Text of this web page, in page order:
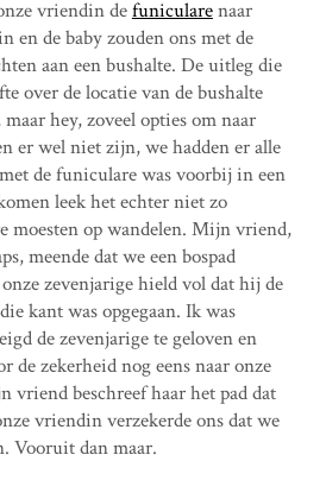
vriendin defunicularenaar
en de baby zouden ons met de
aan een bushalte. De uitleg die
over de locatie van de bushalte
hey, zoveel opties om naar
er wel niet zijn, we hadden er alle
de funiculare was voorbij in een
leek het echter niet zo
moesten op wandelen. Mijn vriend,
meende dat we een bospad
zevenjarige hield vol dat hij de
kant was opgegaan. Ik was
de zevenjarige te geloven en
de zekerheid nog eens naar onze
beschreef haar het pad dat
vriendin verzekerde ons dat we
Vooruit dan maar.